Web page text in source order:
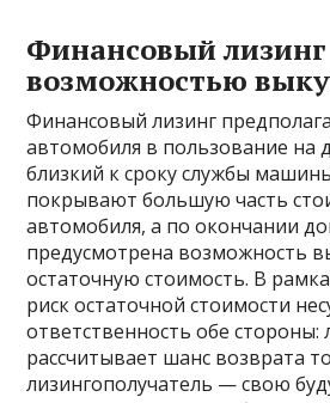
Финансовый лизинг
возможностью
Финансовый лизинг
автомобиля в пользование на
близкий к сроку службы
покрывают большую часть
автомобиля, а по окончании
предусмотрена возможность
остаточную стоимость. В
риск остаточной стоимости
ответственность обе стороны:
рассчитывает шанс возврата
лизингополучатель — свою